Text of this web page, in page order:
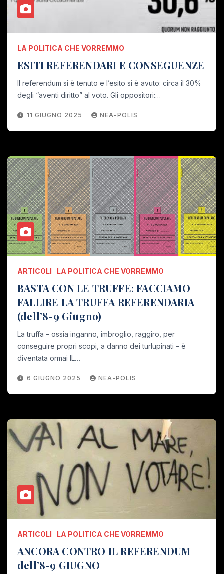
LA POLITICA CHE VORREMMO
ESITI REFERENDARI E CONSEGUENZE
Il referendum si è tenuto e l’esito si è avuto: circa il 30%
degli “aventi diritto” al voto. Gli oppositori:…
11 GIUGNO 2025 NEA-POLIS
ARTICOLI LA POLITICA CHE VORREMMO
BASTA CON LE TRUFFE: FACCIAMO
FALLIRE LA TRUFFA REFERENDARIA
(dell’8-9 Giugno)
La truffa – ossia inganno, imbroglio, raggiro, per
conseguire propri scopi, a danno dei turlupinati – è
diventata ormai IL…
6 GIUGNO 2025 NEA-POLIS
ARTICOLI LA POLITICA CHE VORREMMO
ANCORA CONTRO IL REFERENDUM
dell’8-9 GIUGNO